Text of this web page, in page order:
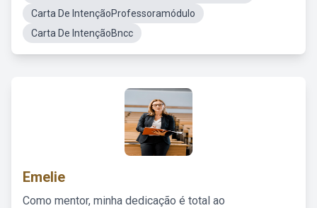
Carta De IntençãoProfessoramódulo
Carta De IntençãoBncc
Emelie
Como mentor, minha dedicação é total ao